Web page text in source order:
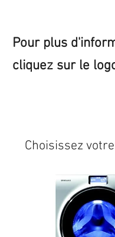
Pour plus
cliquez sur le
Choisissez